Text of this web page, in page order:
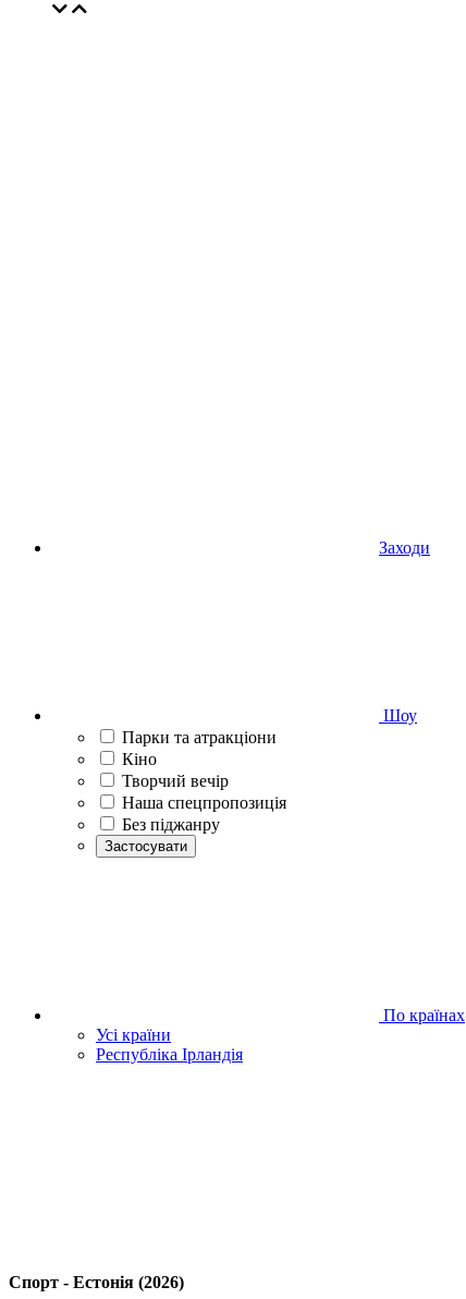
Заходи
Шоу
Парки та атракціони
Кіно
Творчий вечір
Наша спецпропозиція
Без піджанру
Застосувати
По країнах
Усі країни
Республіка Ірландія
Спорт - Естонія (2026)